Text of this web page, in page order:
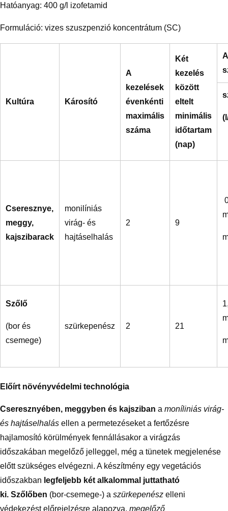
Hatóanyag: 400 g/l izofetamid
Formuláció: vizes szuszpenzió koncentrátum (SC)
Kultúra Károsító
A
kezelések
évenkénti
maximális
száma
Két
kezelés
között
eltelt
minimális
időtartam
(nap)
Cseresznye,
meggy,
kajszibarack
monilíniás
virág- és
hajtáselhalás
2 9
Szőlő
(bor és
csemege)
szürkepenész 2 21
Előírt növényvédelmi technológia
Cseresznyében, meggyben és kajsziban a moníliniás virág-
és hajtáselhalás ellen a permetezéseket a fertőzésre
hajlamosító körülmények fennállásakor a virágzás
időszakában megelőző jelleggel, még a tünetek megjelenése
előtt szükséges elvégezni. A készítmény egy vegetációs
időszakban legfeljebb két alkalommal juttatható
ki. Szőlőben (bor-csemege-) a szürkepenész elleni
védekezést előrejelzésre alapozva, megelőző